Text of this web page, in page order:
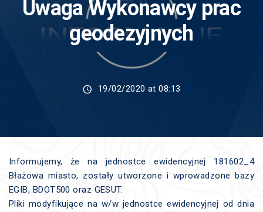
Uwaga Wykonawcy prac
geodezyjnych
19/02/2020 at 08:13
Informujemy, że na jednostce ewidencyjnej 181602_4
Błażowa miasto, zostały utworzone i wprowadzone bazy
EGIB, BDOT500 oraz GESUT.
Pliki modyfikujące na w/w jednostce ewidencyjnej od dnia